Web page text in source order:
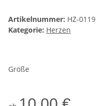
Artikelnummer: HZ-0119
Kategorie: Herzen
Größe